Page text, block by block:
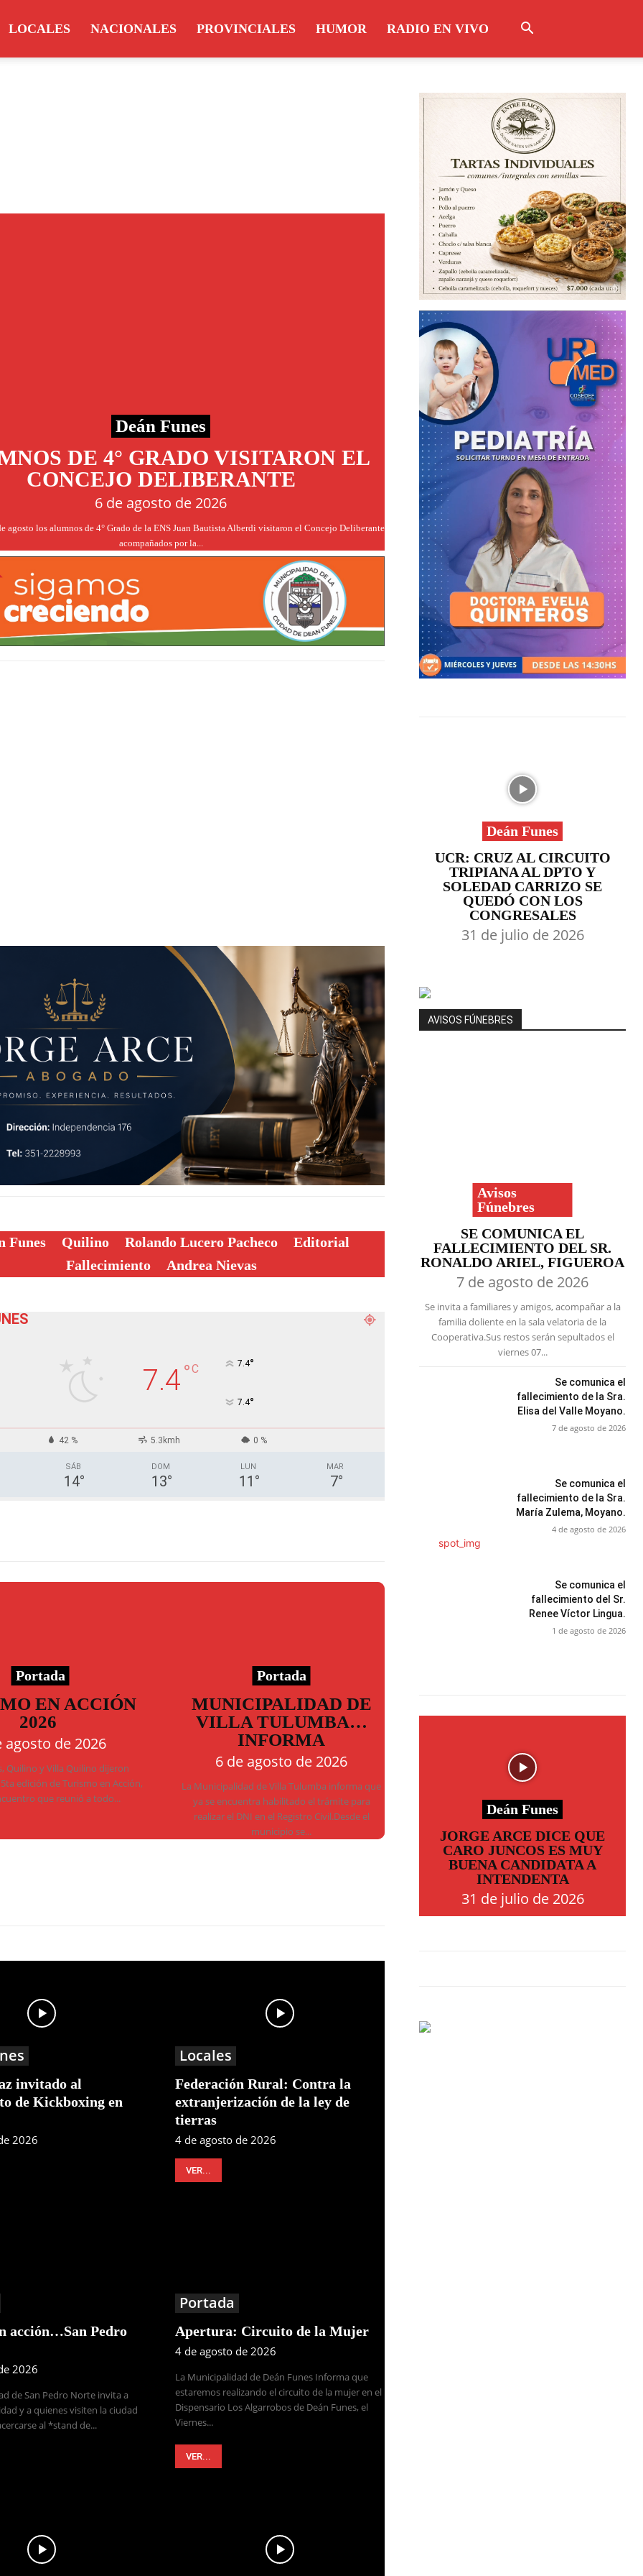
LOCALES NACIONALES PROVINCIALES HUMOR RADIO EN VIVO
Deán Funes
DE 4° GRADO VISITARON EL
CONCEJO DELIBERANTE
6 de agosto de 2026
agosto los alumnos de 4° Grado de la ENS Juan Bautista Alberdi visitaron el Concejo Deliberante
acompañados por la...
Funes Quilino Rolando Lucero Pacheco
Editorial
Fallecimiento
Andrea Nievas
7.4°C 7.4°
7.4°
42 % 5.3kmh 0 %
SÁB
14°
DOM
13°
LUN
11 °
MAR
7°
Portada
EN ACCIÓN
2026
agosto de 2026
Quilino y Villa Quilino dijeron
edición de Turismo en Acción,
que reunió a todo...
Portada
MUNICIPALIDAD DE
VILLA TULUMBA…
INFORMA
6 de agosto de 2026
La Municipalidad de Villa Tulumba informa que
ya se encuentra habilitado el trámite para
realizar el DNI en el Registro Civil.Desde el
municipio se...
invitado al
de Kickboxing en
2026
Locales
Federación Rural: Contra la
extranjerización de la ley de
tierras
4 de agosto de 2026
VER...
acción…San Pedro
2026
de San Pedro Norte invita a
y a quienes visiten la ciudad
al *stand de...
Portada
Apertura: Circuito de la Mujer
4 de agosto de 2026
La Municipalidad de Deán Funes Informa que
estaremos realizando el circuito de la mujer en el
Dispensario Los Algarrobos de Deán Funes, el
Viernes...
VER...
Deán Funes
UCR: CRUZ AL CIRCUITO
TRIPIANA AL DPTO Y
SOLEDAD CARRIZO SE
QUEDÓ CON LOS
CONGRESALES
31 de julio de 2026
AVISOS FÚNEBRES
Avisos
Fúnebres
SE COMUNICA EL
FALLECIMIENTO DEL SR.
RONALDO ARIEL, FIGUEROA
7 de agosto de 2026
Se invita a familiares y amigos, acompañar a la
familia doliente en la sala velatoria de la
Cooperativa.Sus restos serán sepultados el
viernes 07...
Se comunica el
fallecimiento de la Sra.
Elisa del Valle Moyano.
7 de agosto de 2026
Se comunica el
fallecimiento de la Sra.
María Zulema, Moyano.
4 de agosto de 2026
Se comunica el
fallecimiento del Sr.
Renee Víctor Lingua.
1 de agosto de 2026
Deán Funes
JORGE ARCE DICE QUE
CARO JUNCOS ES MUY
BUENA CANDIDATA A
INTENDENTA
31 de julio de 2026